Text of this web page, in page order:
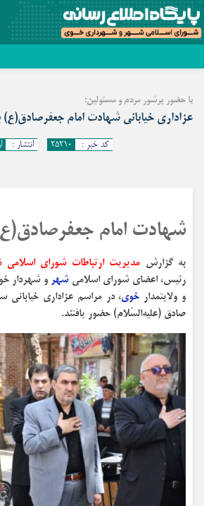
سروش
با حضور پرشور مردم و مسئولین:
عزاداری خیابانی شهادت امام جعفرصادق(ع)
انتشار : کد خبر :
25210
شهادت امام
به گزارش مدیریت ارتباطات شورای
رئیس، اعضای شورای اسلامیشهر و شهردار
و ولایتمدار خوی، در مراسم عزاداری خیابانی
صادق (علیه‌السّلام) حضور یافتند.